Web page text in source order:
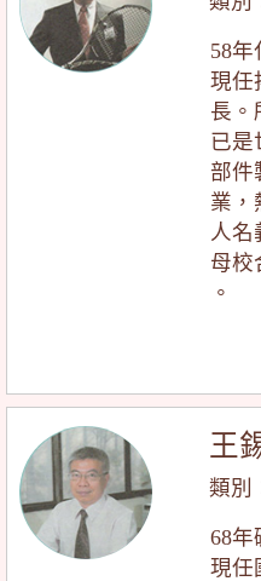
58年
現任
長。
已是
部件
業，
人名
母校
。
王
類別
68年
現任